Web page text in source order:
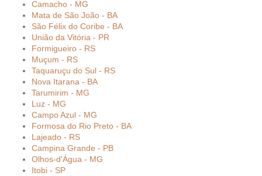
Camacho - MG
Mata de São João - BA
São Félix do Coribe - BA
União da Vitória - PR
Formigueiro - RS
Muçum - RS
Taquaruçu do Sul - RS
Nova Itarana - BA
Tarumirim - MG
Luz - MG
Campo Azul - MG
Formosa do Rio Preto - BA
Lajeado - RS
Campina Grande - PB
Olhos-d'Água - MG
Itobi - SP